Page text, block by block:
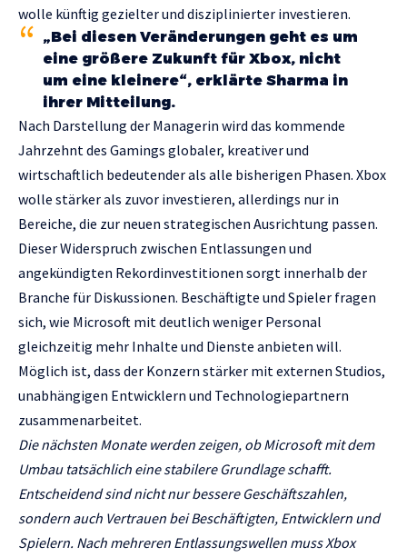
wolle künftig gezielter und disziplinierter investieren.
„Bei diesen Veränderungen geht es um
eine größere Zukunft für Xbox, nicht
um eine kleinere“, erklärte Sharma in
ihrer Mitteilung.
Nach Darstellung der Managerin wird das kommende
Jahrzehnt des Gamings globaler, kreativer und
wirtschaftlich bedeutender als alle bisherigen Phasen. Xbox
wolle stärker als zuvor investieren, allerdings nur in
Bereiche, die zur neuen strategischen Ausrichtung passen.
Dieser Widerspruch zwischen Entlassungen und
angekündigten Rekordinvestitionen sorgt innerhalb der
Branche für Diskussionen. Beschäftigte und Spieler fragen
sich, wie Microsoft mit deutlich weniger Personal
gleichzeitig mehr Inhalte und Dienste anbieten will.
Möglich ist, dass der Konzern stärker mit externen Studios,
unabhängigen Entwicklern und Technologiepartnern
zusammenarbeitet.
Die nächsten Monate werden zeigen, ob Microsoft mit dem
Umbau tatsächlich eine stabilere Grundlage schafft.
Entscheidend sind nicht nur bessere Geschäftszahlen,
sondern auch Vertrauen bei Beschäftigten, Entwicklern und
Spielern. Nach mehreren Entlassungswellen muss Xbox